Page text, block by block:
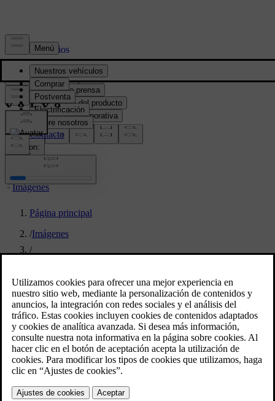
Prensa y Medios
Material de prensa
Información del producto
Información corporativa
Contacto de medios
location:
PY
Imágenes
Página principal
/Imágenes
/
One million and counting – our
Ghent plant just hit a 40 series
milestone